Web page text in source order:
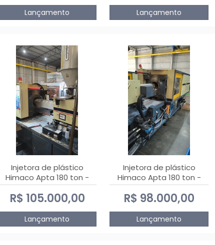
Lançamento Lançamento
Injetora de plástico
Himaco Apta 180 ton -
2010
R$ 105.000,00
Lançamento
Injetora de plástico
Himaco Apta 180 ton -
2009
R$ 98.000,00
Lançamento